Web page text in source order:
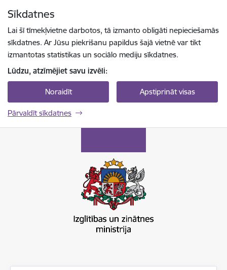
Sīkdatnes
Lai šī tīmekļvietne darbotos, tā izmanto obligāti nepieciešamās
sīkdatnes. Ar Jūsu piekrišanu papildus šajā vietnē var tikt
izmantotas statistikas un sociālo mediju sīkdatnes.
Lūdzu, atzīmējiet savu izvēli:
Noraidīt Apstiprināt visas
Pārvaldīt sīkdatnes